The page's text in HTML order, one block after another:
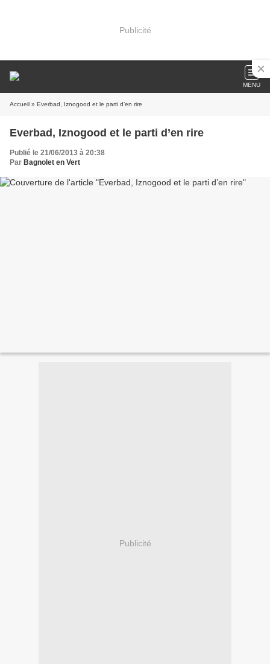
Publicité
MENU
Accueil » Everbad, Iznogood et le parti d’en rire
Everbad, Iznogood et le parti d’en rire
Publié le 21/06/2013 à 20:38
Par Bagnolet en Vert
Publicité